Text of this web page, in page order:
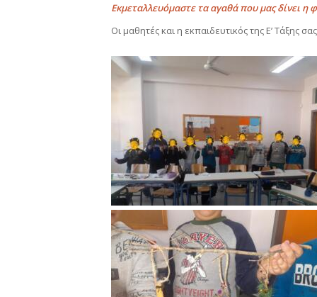
Εκμεταλλευόμαστε τα αγαθά που μας δίνει
Οι μαθητές και η εκπαιδευτικός της Ε’ Τάξης